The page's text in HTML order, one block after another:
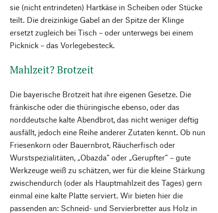
sie (nicht entrindeten) Hartkäse in Scheiben oder Stücke
teilt. Die dreizinkige Gabel an der Spitze der Klinge
ersetzt zugleich bei Tisch – oder unterwegs bei einem
Picknick – das Vorlegebesteck.
Mahlzeit? Brotzeit
Die bayerische Brotzeit hat ihre eigenen Gesetze. Die
fränkische oder die thüringische ebenso, oder das
norddeutsche kalte Abendbrot, das nicht weniger deftig
ausfällt, jedoch eine Reihe anderer Zutaten kennt. Ob nun
Friesenkorn oder Bauernbrot, Räucherfisch oder
Wurstspezialitäten, „Obazda“ oder „Gerupfter“ – gute
Werkzeuge weiß zu schätzen, wer für die kleine Stärkung
zwischendurch (oder als Hauptmahlzeit des Tages) gern
einmal eine kalte Platte serviert. Wir bieten hier die
passenden an: Schneid- und Servierbretter aus Holz in